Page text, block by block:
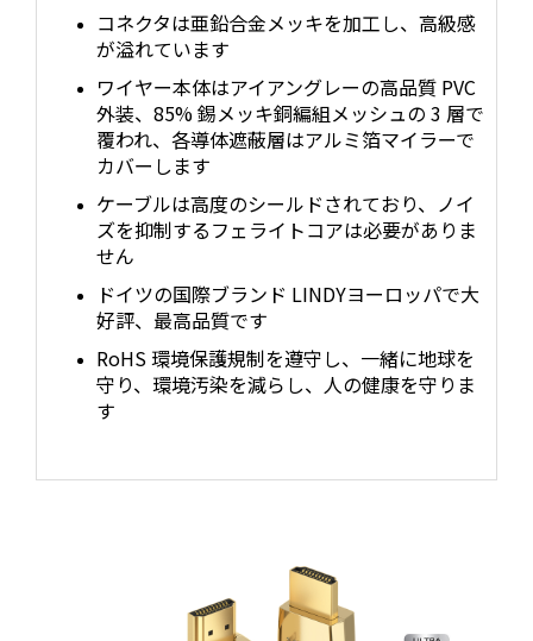
コネクタは亜鉛合金メッキを加工し、高級感
が溢れています
ワイヤー本体はアイアングレーの高品質 PVC
外装、85% 錫メッキ銅編組メッシュの 3 層で
覆われ、各導体遮蔽層はアルミ箔マイラーで
カバーします
ケーブルは高度のシールドされており、ノイ
ズを抑制するフェライトコアは必要がありま
せん
ドイツの国際ブランド LINDYヨーロッパで大
好評、最高品質です
RoHS 環境保護規制を遵守し、一緒に地球を
守り、環境汚染を減らし、人の健康を守りま
す